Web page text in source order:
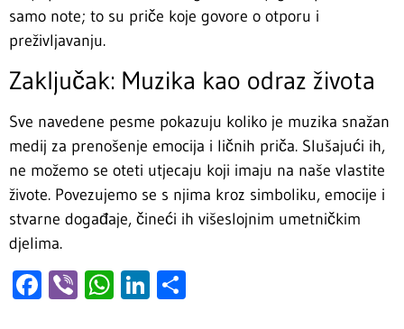
samo note; to su priče koje govore o otporu i
preživljavanju.
Zaključak: Muzika kao odraz života
Sve navedene pesme pokazuju koliko je muzika snažan
medij za prenošenje emocija i ličnih priča. Slušajući ih,
ne možemo se oteti utjecaju koji imaju na naše vlastite
živote. Povezujemo se s njima kroz simboliku, emocije i
stvarne događaje, čineći ih višeslojnim umetničkim
djelima.
Facebook
ViberWhatsApp
LinkedIn